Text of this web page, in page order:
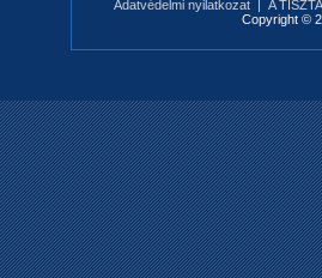
Adatvédelmi nyilatkozat
A
Copyright ©